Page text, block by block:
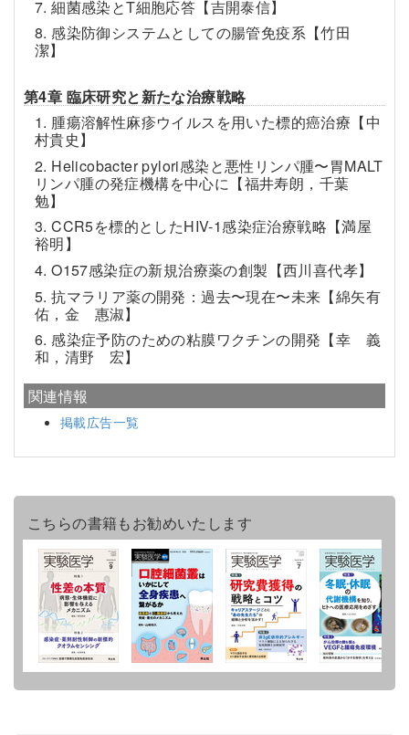
7. 細菌感染とT細胞応答【吉開泰信】
8. 感染防御システムとしての腸管免疫系【竹田
潔】
第4章 臨床研究と新たな治療戦略
1. 腫瘍溶解性麻疹ウイルスを用いた標的癌治療【中
村貴史】
2. Helicobacter pylori感染と悪性リンパ腫〜胃MALT
リンパ腫の発症機構を中心に【福井寿朗，千葉
勉】
3. CCR5を標的としたHIV-1感染症治療戦略【満屋
裕明】
4. O157感染症の新規治療薬の創製【西川喜代孝】
5. 抗マラリア薬の開発：過去〜現在〜未来【綿矢有
佑，金 惠淑】
6. 感染症予防のための粘膜ワクチンの開発【幸 義
和，清野 宏】
関連情報
掲載広告一覧
こちらの書籍もお勧めいたします